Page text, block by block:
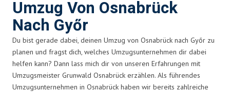
Umzug Von Osnabrück
Nach Győr
Du bist gerade dabei, deinen Umzug von Osnabrück nach Győr zu
planen und fragst dich, welches Umzugsunternehmen dir dabei
helfen kann? Dann lass mich dir von unseren Erfahrungen mit
Umzugsmeister Grunwald Osnabrück erzählen. Als führendes
Umzugsunternehmen in Osnabrück haben wir bereits zahlreiche